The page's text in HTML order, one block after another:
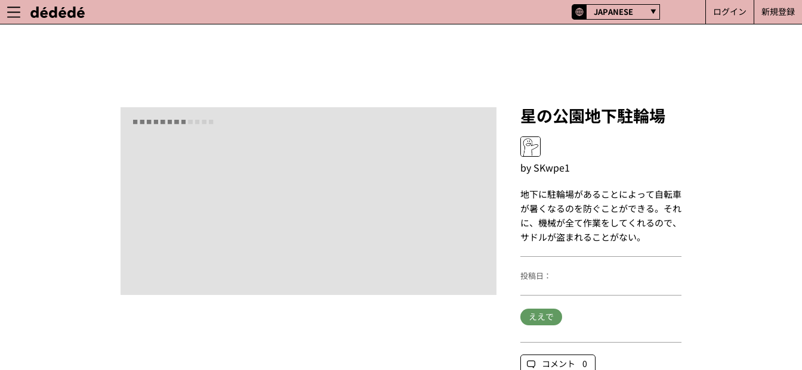
新規登録
ログイン
JAPANESE
星の公園地下駐輪場
by SKwpe1
地下に駐輪場があることによって自転車
が暑くなるのを防ぐことができる。それ
に、機械が全て作業をしてくれるので、
サドルが盗まれることがない。
投稿日：
ええで
コメント 0